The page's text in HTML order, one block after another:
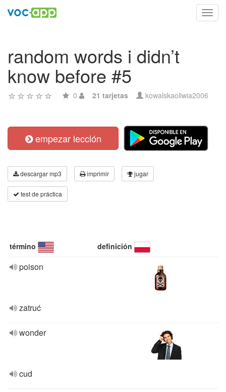
random words i didn’t
know before #5
0 21 tarjetas kowalskaoliwia2006
empezar lección
descargar mp3 imprimir jugar
test de práctica
término definición
poison
zatruć
wonder
cud